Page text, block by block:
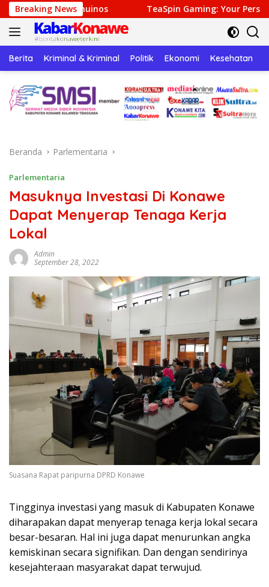
Langsung
ke
konten
Breaking News
TeaSpin Gaming: Your Personal Gateway to Premium
Berita Kriminal & Kriminal Politik Ekonomi Kesehatan
Beranda Parlementaria
Parlementaria
Masuknya Investasi Di Konawe
Dapat Menyerap Tenaga Kerja
Lokal
Admin
September 28, 2022
Suasana Rapat paripurna DPRD Konawe
Tingginya investasi yang masuk di Kabupaten Konawe
diharapakan dapat menyerap tenaga kerja lokal secara
besar-besaran. Hal ini juga dapat menurunkan angka
kemiskinan secara signifikan. Dan dengan sendirinya
kesejahteraan masyarakat dapat terwujud.